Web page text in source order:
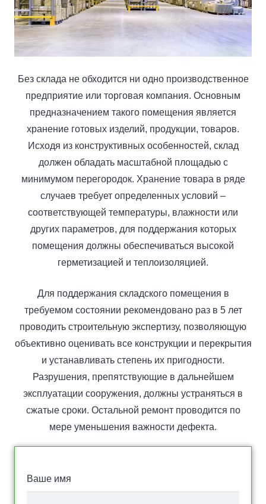
Без склада не обходится ни одно производственное
предприятие или торговая компания. Основным
предназначением такого помещения является
хранение готовых изделий, продукции, товаров.
Исходя из конструктивных особенностей, склад
должен обладать масштабной площадью с
минимумом перегородок. Хранение товара в ряде
случаев требует определенных условий –
соответствующей температуры, влажности или
других параметров, для поддержания которых
помещения должны обеспечиваться высокой
герметизацией и теплоизоляцией.
Для поддержания складского помещения в
требуемом состоянии рекомендовано раз в 5 лет
проводить строительную экспертизу, позволяющую
объективно оценивать все конструкции и перекрытия
и устанавливать степень их пригодности.
Разрушения, препятствующие в дальнейшем
эксплуатации сооружения, должны устраняться в
сжатые сроки. Остальной ремонт проводится по
мере уменьшения важности дефекта.
Ваше имя